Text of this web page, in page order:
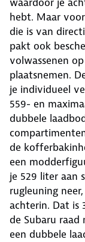
waardoor je
hebt. Maar
die is van
pakt ook
volwassenen
plaatsnemen.
je individueel
559- en
dubbele
de
een
je 529 liter aan
rugleuning
achterin. Dat is
de Subaru
een dubbele